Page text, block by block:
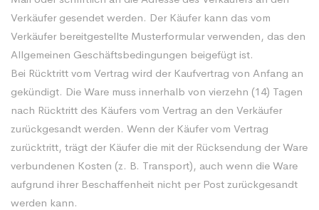
Verkäufer gesendet werden. Der Käufer kann das vom
Verkäufer bereitgestellte Musterformular verwenden, das den
Allgemeinen Geschäftsbedingungen beigefügt ist.
Bei Rücktritt vom Vertrag wird der Kaufvertrag von Anfang an
gekündigt. Die Ware muss innerhalb von vierzehn (14) Tagen
nach Rücktritt des Käufers vom Vertrag an den Verkäufer
zurückgesandt werden. Wenn der Käufer vom Vertrag
zurücktritt, trägt der Käufer die mit der Rücksendung der Ware
verbundenen Kosten (z. B. Transport), auch wenn die Ware
aufgrund ihrer Beschaffenheit nicht per Post zurückgesandt
werden kann.